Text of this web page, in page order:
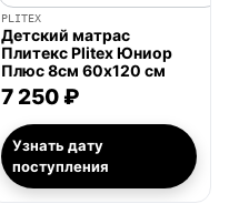
PLITEX
Детский матрас
Плитекс Plitex Юниор
Плюс 8см 60х120 см
7 250 ₽
Узнать дату
поступления